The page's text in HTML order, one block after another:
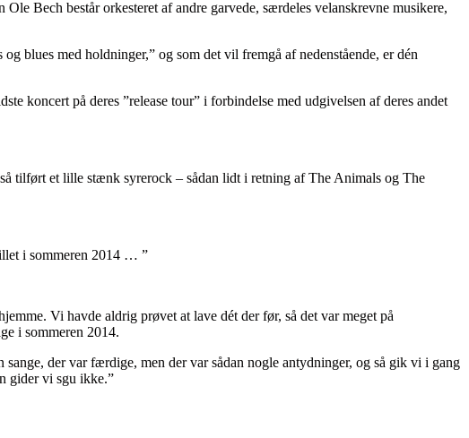
Bech består orkesteret af andre garvede, særdeles velanskrevne musikere,
blues med holdninger,” og som det vil fremgå af nedenstående, er dén
koncert på deres ”release tour” i forbindelse med udgivelsen af deres andet
tilført et lille stænk syrerock – sådan lidt i retning af The Animals og The
i sommeren 2014 … ”
Vi havde aldrig prøvet at lave dét der før, så det var meget på
i sommeren 2014.
der var færdige, men der var sådan nogle antydninger, og så gik vi i gang
gider vi sgu ikke.”